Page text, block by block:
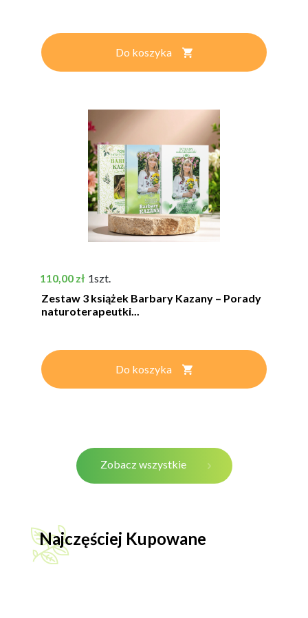
Do koszyka
Cena
110,00 zł 1szt.
Zestaw 3 książek Barbary Kazany – Porady
naturoterapeutki...
Do koszyka
Zobacz wszystkie
Najczęściej Kupowane